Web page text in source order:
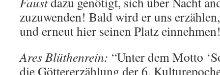
zuzuwenden! Bald wird er uns
und erneut hier seinen Platz
Ares Blüthenrein: “Unter dem Motto
die Göttererzählung der 6.